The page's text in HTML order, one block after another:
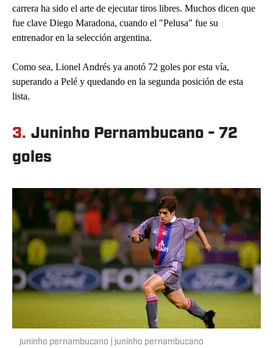
carrera ha sido el arte de ejecutar tiros libres. Muchos dicen que
fue clave Diego Maradona, cuando el "Pelusa" fue su
entrenador en la selección argentina.
Como sea, Lionel Andrés ya anotó 72 goles por esta vía,
superando a Pelé y quedando en la segunda posición de esta
lista.
3. Juninho Pernambucano - 72
goles
juninho pernambucano | juninho pernambucano